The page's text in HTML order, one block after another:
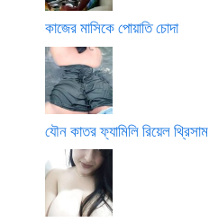
কাজের মাসিকে পোয়াতি চোদা
যৌন কাতর ফ্যামিলি রিয়েল থ্রিসাম